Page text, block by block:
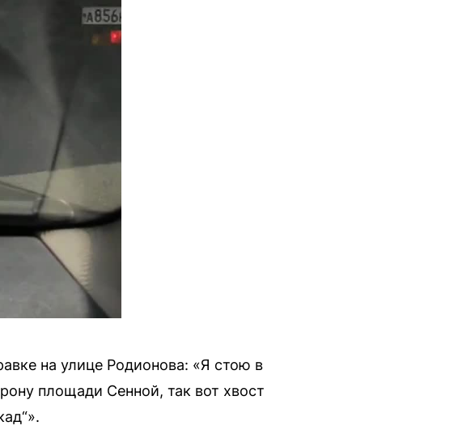
на улице Родионова: «Я стою в
площади Сенной, так вот хвост